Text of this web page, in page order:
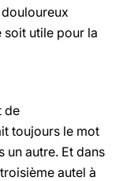
utile pour la
de
toujours le mot
un autre. Et dans
autel à